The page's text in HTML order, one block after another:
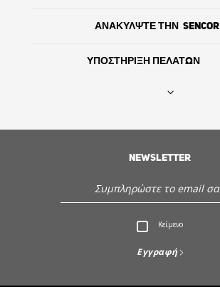
Εξυπηρέτηση - Υποστήριξη πελατών
ΑΝΑΚΥΛΨΤΕ ΤΗΝ SENCOR
ΥΠΟΣΤΗΡΙΞΗ ΠΕΛΑΤΩΝ
NEWSLETTER
Κείμενο
Εγγραφή